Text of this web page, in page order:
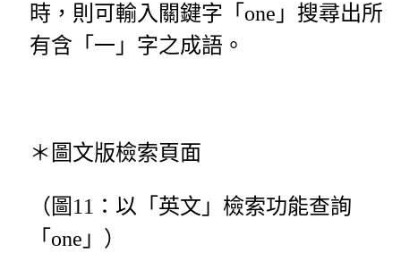
時，則可輸入關鍵字「one」搜尋出所
有含「一」字之成語。
＊圖文版檢索頁面
（圖11：以「英文」檢索功能查詢
「one」）